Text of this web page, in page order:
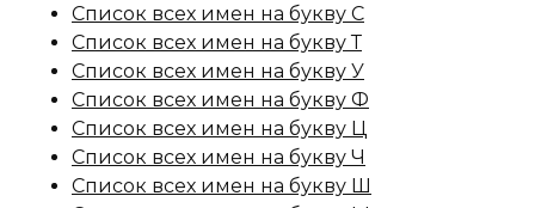
Список всех имен на букву С
Список всех имен на букву Т
Список всех имен на букву У
Список всех имен на букву Ф
Список всех имен на букву Ц
Список всех имен на букву Ч
Список всех имен на букву Ш